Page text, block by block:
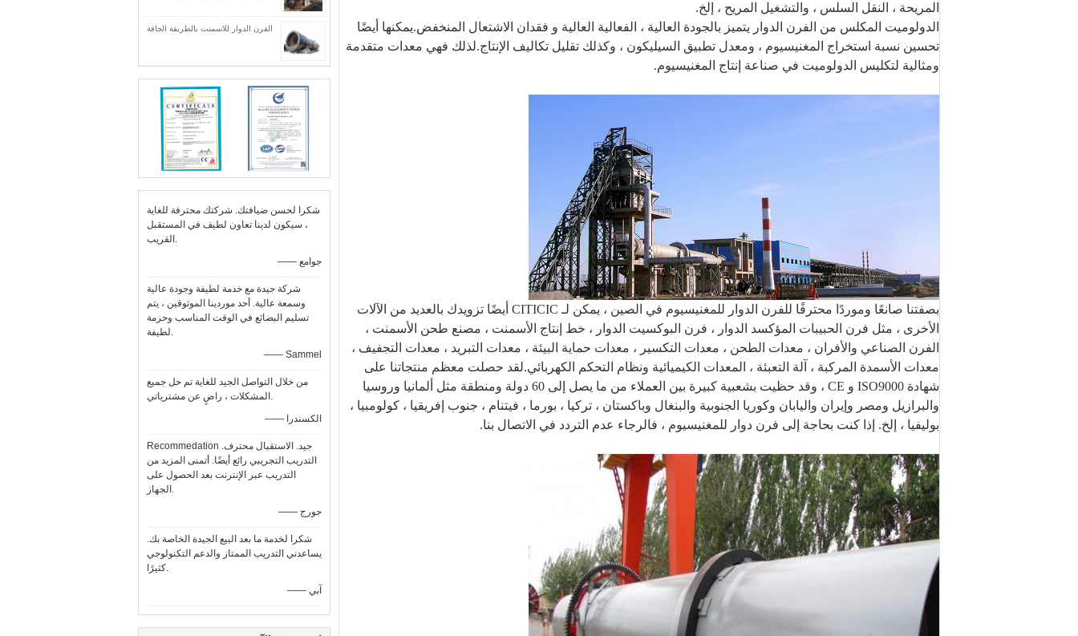
الفرن الدوار للاسمنت بالطريقة الجافة
شكرا لحسن ضيافتك. شركتك محترفة للغاية
، سيكون لدينا تعاون لطيف في المستقبل
القريب.
—— جوامع
شركة جيدة مع خدمة لطيفة وجودة عالية
وسمعة عالية. أحد موردينا الموثوقين ، يتم
تسليم البضائع في الوقت المناسب وحزمة
لطيفة.
—— Sammel
من خلال التواصل الجيد للغاية تم حل جميع
المشكلات ، راضٍ عن مشترياتي.
—— الكسندرا
Recommedation جيد. الاستقبال محترف.
التدريب التجريبي رائع أيضًا. أتمنى المزيد من
التدريب عبر الإنترنت بعد الحصول على
الجهاز.
—— جورج
شكرا لخدمة ما بعد البيع الجيدة الخاصة بك.
يساعدني التدريب الممتاز والدعم التكنولوجي
كثيرًا.
—— آبي
المريحة ، النقل السلس ، والتشغيل المريح ، إلخ.
الدولوميت المكلس من الفرن الدوار يتميز بالجودة العالية ، الفعالية العالية و فقدان الاشتعال المنخفض.يمكنها أيضًا
تحسين نسبة استخراج المغنيسيوم ، ومعدل تطبيق السيليكون ، وكذلك تقليل تكاليف الإنتاج.لذلك فهي معدات متقدمة
ومثالية لتكليس الدولوميت في صناعة إنتاج المغنيسيوم.
بصفتنا صانعًا وموردًا محترفًا للفرن الدوار للمغنيسيوم في الصين ، يمكن لـ CITICIC أيضًا تزويدك بالعديد من الآلات
الأخرى ، مثل فرن الحبيبات المؤكسد الدوار ، فرن البوكسيت الدوار ، خط إنتاج الأسمنت ، مصنع طحن الأسمنت ،
الفرن الصناعي والأفران ، معدات الطحن ، معدات التكسير ، معدات حماية البيئة ، معدات التبريد ، معدات التجفيف ،
معدات الأسمدة المركبة ، آلة التعبئة ، المعدات الكيميائية ونظام التحكم الكهربائي.لقد حصلت معظم منتجاتنا على
شهادة ISO9000 و CE ، وقد حظيت بشعبية كبيرة بين العملاء من ما يصل إلى 60 دولة ومنطقة مثل ألمانيا وروسيا
والبرازيل ومصر وإيران واليابان وكوريا الجنوبية والبنغال وباكستان ، تركيا ، بورما ، فيتنام ، جنوب إفريقيا ، كولومبيا ،
بوليفيا ، إلخ. إذا كنت بحاجة إلى فرن دوار للمغنيسيوم ، فالرجاء عدم التردد في الاتصال بنا.